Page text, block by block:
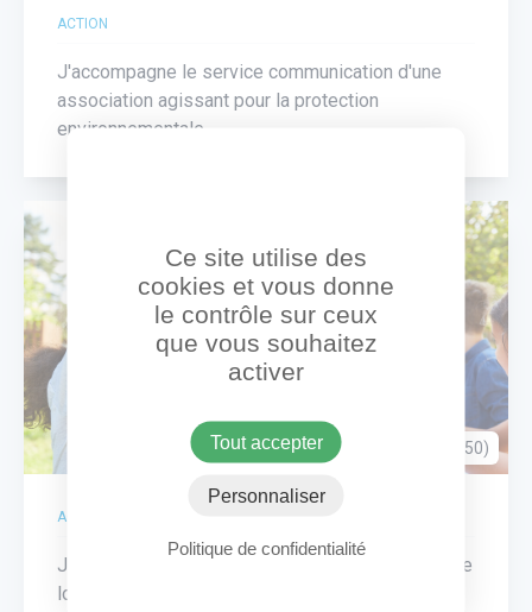
ACTION
J'accompagne le service communication d'une
association agissant pour la protection
environnementale
Moret-Loing-et-Orvanne (77250)
ACTION
Je sensibilise lepublic à la protection de la Nature
lors de différentes animations
Ce site utilise des
cookies et vous donne
le contrôle sur ceux
que vous souhaitez
activer
Tout accepter
Personnaliser
Politique de confidentialité